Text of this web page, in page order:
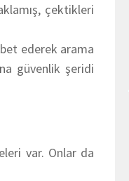
çektikleri
ederek arama
güvenlik şeridi
var. Onlar da